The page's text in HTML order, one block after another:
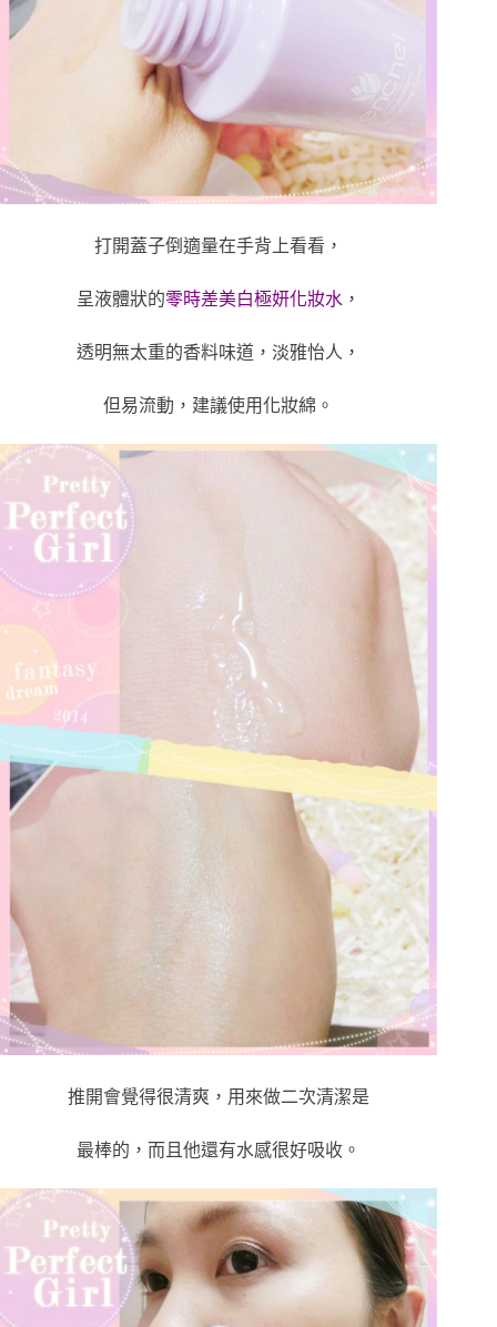
打開蓋子倒適量在手背上看看，
呈液體狀的零時差美白極妍化妝水 ，
透明無太重的香料味道，淡雅怡人，
但易流動，建議使用化妝綿。
推開會覺得很清爽，用來做二次清潔是
最棒的，而且他還有水感很好吸收。